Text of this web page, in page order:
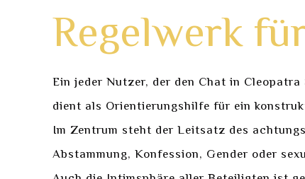
Regelwerk
Ein jeder Nutzer, der den Chat in
dient als Orientierungshilfe für ein
Im Zentrum steht der Leitsatz des
Abstammung, Konfession, Gender oder